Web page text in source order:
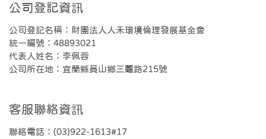
公司登記資訊
公司登記名稱：財團法人人禾環境倫理發展基金會
統一編號：48893021
代表人姓名：李佩蓉
公司所在地：宜蘭縣員山鄉三鬮路215號
客服聯絡資訊
聯絡電話：(03)922-1613#17